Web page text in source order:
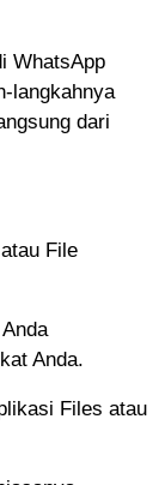
WhatsApp
langkahnya
dari
File
Anda.
Files atau